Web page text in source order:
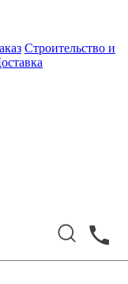
Строительство и